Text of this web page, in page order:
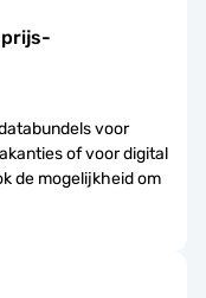
prijs-
voor
of voor digital
de mogelijkheid om